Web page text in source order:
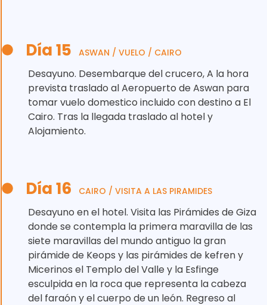
Día 15 ASWAN / VUELO / CAIRO
Desayuno. Desembarque del crucero, A la hora
prevista traslado al Aeropuerto de Aswan para
tomar vuelo domestico incluido con destino a El
Cairo. Tras la llegada traslado al hotel y
Alojamiento.
Día 16 CAIRO / VISITA A LAS PIRAMIDES
Desayuno en el hotel. Visita las Pirámides de Giza
donde se contempla la primera maravilla de las
siete maravillas del mundo antiguo la gran
pirámide de Keops y las pirámides de kefren y
Micerinos el Templo del Valle y la Esfinge
esculpida en la roca que representa la cabeza
del faraón y el cuerpo de un león. Regreso al